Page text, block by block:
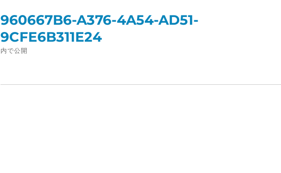
ナ
ビ
ゲ
ョ
960667B6-A376-4A54-AD51-
9CFE6B311E24
内で公開